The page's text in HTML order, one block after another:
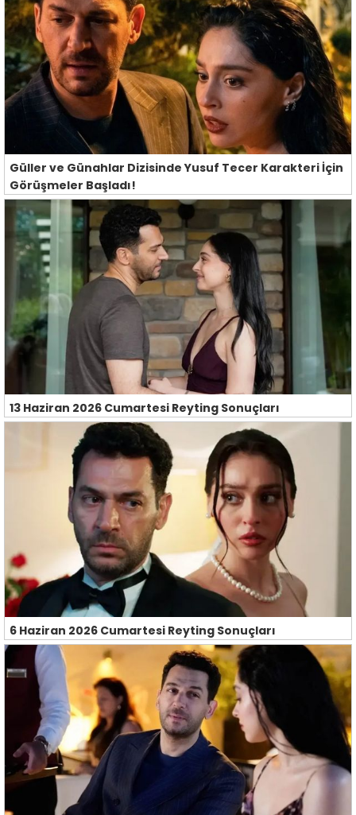
Güller ve Günahlar Dizisinde Yusuf Tecer Karakteri İçin
Görüşmeler Başladı!
13 Haziran 2026 Cumartesi Reyting Sonuçları
6 Haziran 2026 Cumartesi Reyting Sonuçları